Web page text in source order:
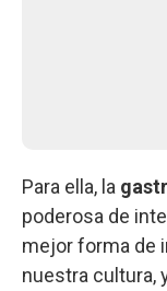
Para ella, la
poderosa de
mejor forma de
nuestra cultura,